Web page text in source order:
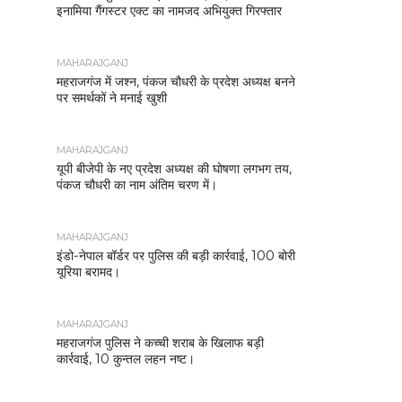
इनामिया गैंगस्टर एक्ट का नामजद अभियुक्त गिरफ्तार
MAHARAJGANJ
महराजगंज में जश्न, पंकज चौधरी के प्रदेश अध्यक्ष बनने
पर समर्थकों ने मनाई खुशी
MAHARAJGANJ
यूपी बीजेपी के नए प्रदेश अध्यक्ष की घोषणा लगभग तय,
पंकज चौधरी का नाम अंतिम चरण में।
MAHARAJGANJ
इंडो-नेपाल बॉर्डर पर पुलिस की बड़ी कार्रवाई, 100 बोरी
यूरिया बरामद।
MAHARAJGANJ
महराजगंज पुलिस ने कच्ची शराब के खिलाफ बड़ी
कार्रवाई, 10 कुन्तल लहन नष्ट।